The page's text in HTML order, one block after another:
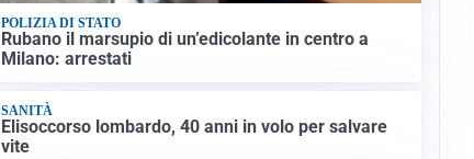
POLIZIA DI STATO
Rubano il marsupio di un’edicolante in centro a
Milano: arrestati
SANITÀ
Elisoccorso lombardo, 40 anni in volo per salvare
vite